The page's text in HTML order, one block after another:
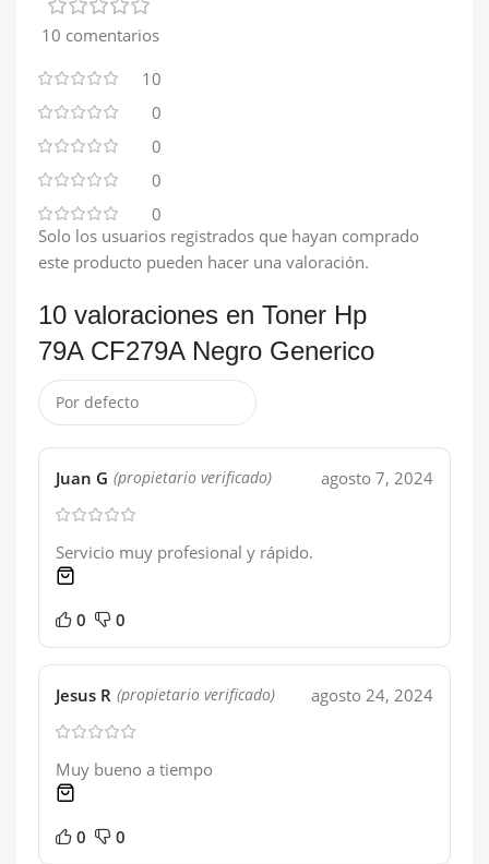
10 comentarios
10
0
0
0
0
10 valoraciones en Toner Hp
79A CF279A Negro Generico
Juan G (propietario verificado) agosto 7, 2024
Servicio muy profesional y rápido.
0 0
Jesus R (propietario verificado) agosto 24, 2024
Muy bueno a tiempo
0 0
Solo los usuarios registrados que hayan comprado
este producto pueden hacer una valoración.